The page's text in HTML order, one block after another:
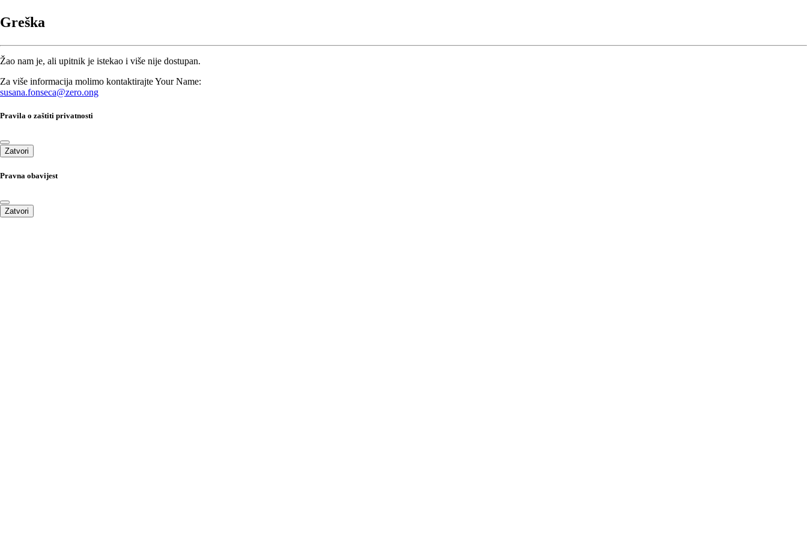
Greška
Žao nam je, ali upitnik je istekao i više nije dostupan.
Za više informacija molimo kontaktirajte Your Name:
susana.fonseca@zero.ong
Pravila o zaštiti privatnosti
Zatvori
Pravna obavijest
Zatvori